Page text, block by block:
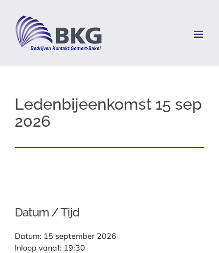
content
Ledenbijeenkomst 15 sep
2026
Datum / Tijd
Datum: 15 september 2026
Inloop vanaf: 19:30